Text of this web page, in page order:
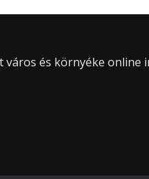
város és környéke